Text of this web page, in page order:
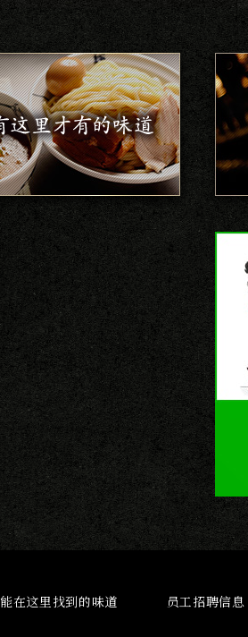
在这里找到的味道 员工招聘信息